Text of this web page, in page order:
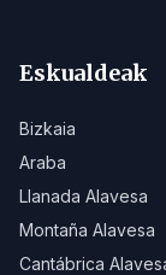
Eskualdeak
Bizkaia
Araba
Llanada Alavesa
Montaña Alavesa
Cantábrica